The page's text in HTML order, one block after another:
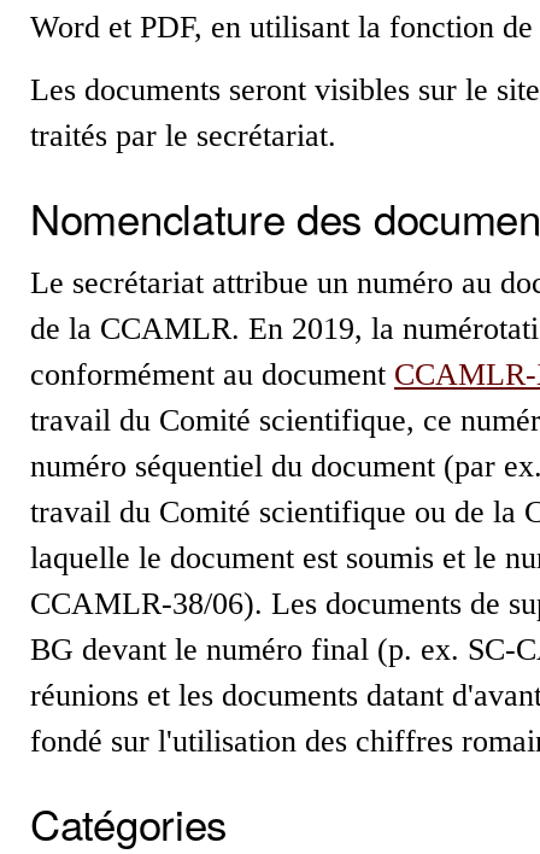
Word et PDF, en utilisant la fonction
Les documents seront visibles sur le
traités par le secrétariat.
Nomenclature des
Le secrétariat attribue un numéro au
de la CCAMLR. En 2019, la
conformément au document
travail du Comité scientifique, ce
numéro séquentiel du document (par
travail du Comité scientifique ou de la
laquelle le document est soumis et le
CCAMLR-38/06). Les documents de
BG devant le numéro final (p. ex.
réunions et les documents datant
fondé sur l'utilisation des chiffres
Catégories